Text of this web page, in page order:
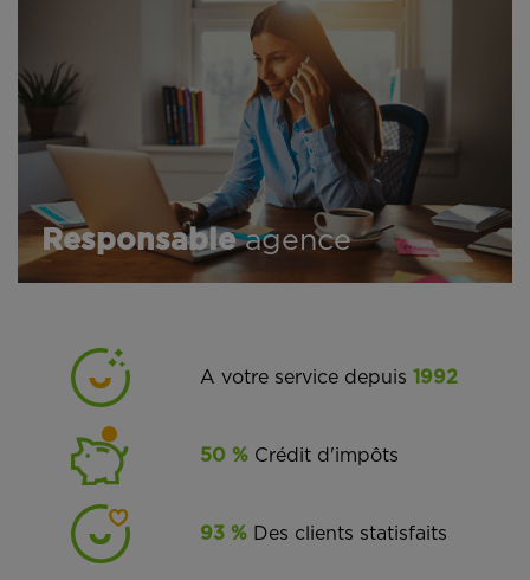
Responsableagence
A votre service depuis1992
50 % Crédit d'impôts
93 % Des clients statisfaits